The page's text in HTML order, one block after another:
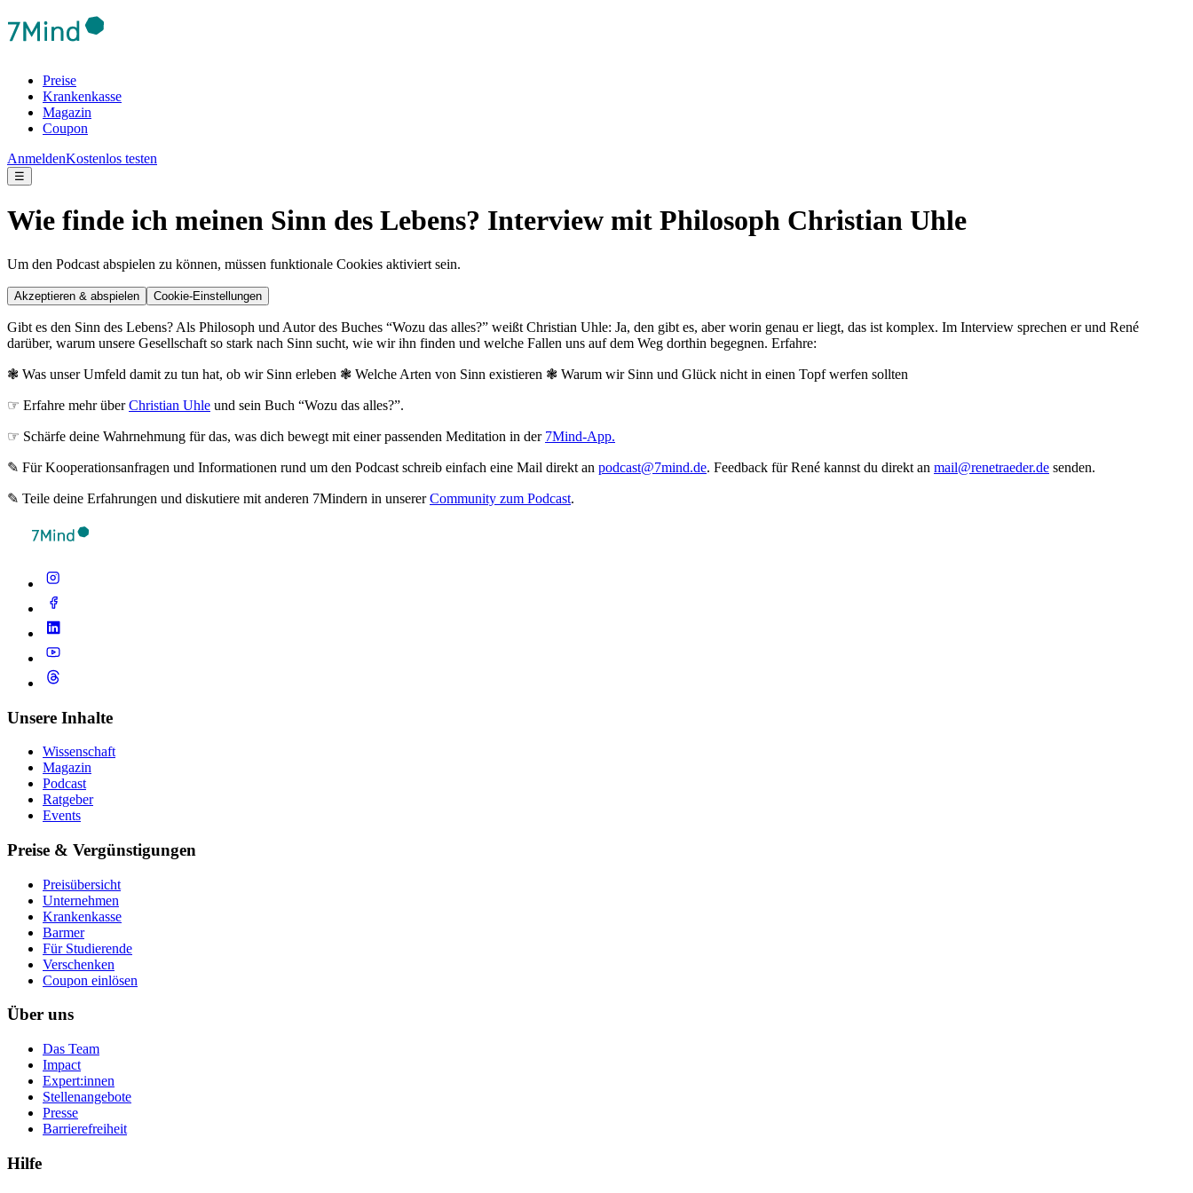
Preise
Krankenkasse
Magazin
Coupon
AnmeldenKostenlos testen
☰
Wie finde ich meinen Sinn des Lebens? Interview mit Philosoph Christian Uhle
Um den Podcast abspielen zu können, müssen funktionale Cookies aktiviert sein.
Akzeptieren & abspielen Cookie-Einstellungen
Gibt es den Sinn des Lebens? Als Philosoph und Autor des Buches “Wozu das alles?” weißt Christian Uhle: Ja, den gibt es, aber worin genau er liegt, das ist komplex. Im Interview sprechen er und René
darüber, warum unsere Gesellschaft so stark nach Sinn sucht, wie wir ihn finden und welche Fallen uns auf dem Weg dorthin begegnen. Erfahre:
❃ Was unser Umfeld damit zu tun hat, ob wir Sinn erleben ❃ Welche Arten von Sinn existieren ❃ Warum wir Sinn und Glück nicht in einen Topf werfen sollten
☞ Erfahre mehr überChristian Uhle und sein Buch “Wozu das alles?”.
☞ Schärfe deine Wahrnehmung für das, was dich bewegt mit einer passenden Meditation in der 7Mind-App.
✎ Für Koope­ra­ti­ons­an­fra­gen und Infor­ma­tio­nen rund um den Pod­cast schreib ein­fach eine Mail direkt an podcast@7mind.de. Feedback für René kannst du direkt an mail@renetraeder.de senden.
✎ Teile deine Erfahrungen und diskutiere mit anderen 7Mindern in unsererCommunity zum Podcast.
Unsere Inhalte
Wissenschaft
Magazin
Podcast
Ratgeber
Events
Preise & Vergünstigungen
Preisübersicht
Unternehmen
Krankenkasse
Barmer
Für Studierende
Ver­schen­ken
Coupon einlösen
Über uns
Das Team
Impact
Expert:innen
Stellenangebote
Presse
Barrierefreiheit
Hilfe